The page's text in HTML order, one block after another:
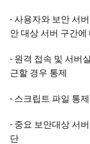
- 사용자와 보안 서
안 대상 서버 구간에
- 원격 접속 및 서버
근할 경우 통제
- 스크립트 파일 통제
- 중요 보안대상 서
단